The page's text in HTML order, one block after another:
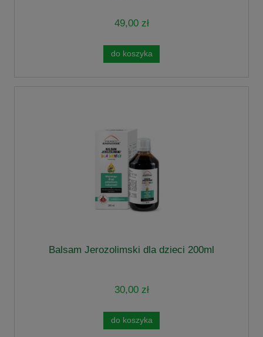
49,00 zł
do koszyka
Balsam Jerozolimski dla dzieci 200ml
30,00 zł
do koszyka